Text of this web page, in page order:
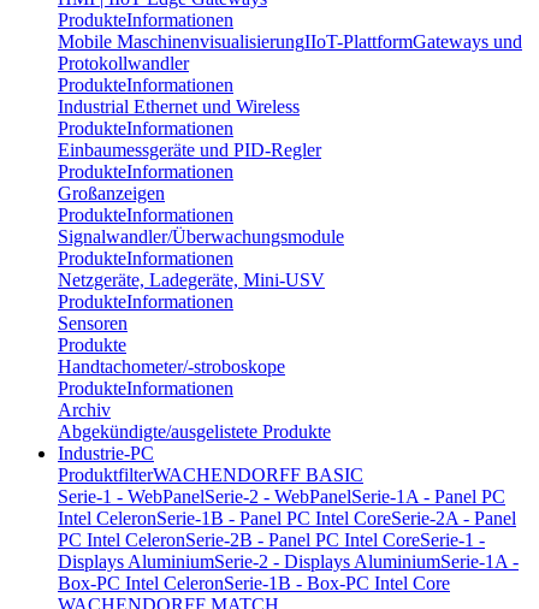
ProdukteInformationen
Mobile MaschinenvisualisierungIIoT-PlattformGateways und
Protokollwandler
ProdukteInformationen
Industrial Ethernet und Wireless
ProdukteInformationen
Einbaumessgeräte und PID-Regler
ProdukteInformationen
Großanzeigen
ProdukteInformationen
Signalwandler/Überwachungsmodule
ProdukteInformationen
Netzgeräte, Ladegeräte, Mini-USV
ProdukteInformationen
Sensoren
Produkte
Handtachometer/-stroboskope
ProdukteInformationen
Archiv
Abgekündigte/ausgelistete Produkte
Industrie-PC
ProduktfilterWACHENDORFF BASIC
Serie-1 - WebPanelSerie-2 - WebPanelSerie-1A - Panel PC
Intel CeleronSerie-1B - Panel PC Intel CoreSerie-2A - Panel
PC Intel CeleronSerie-2B - Panel PC Intel CoreSerie-1 -
Displays AluminiumSerie-2 - Displays AluminiumSerie-1A -
Box-PC Intel CeleronSerie-1B - Box-PC Intel Core
WACHENDORFF MATCH